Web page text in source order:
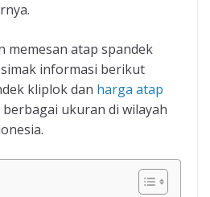
memesan atap spandek
informasi berikut
kliplok dan harga atap
ukuran di wilayah